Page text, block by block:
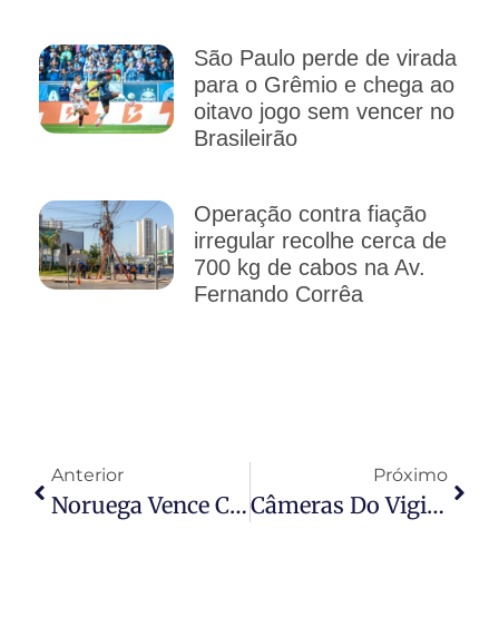
São Paulo perde de virada
para o Grêmio e chega ao
oitavo jogo sem vencer no
Brasileirão
Operação contra fiação
irregular recolhe cerca de
700 kg de cabos na Av.
Fernando Corrêa
Anterior
Noruega Vence Costa Do Marfim Com Brilho De Haaland E Encara O Brasil Nas Oitavas
Próximo
Câmeras Do Vigia Mais MT Auxiliam Na Recuperação De Dois Veículos Em Várzea Grande E Cuiabá